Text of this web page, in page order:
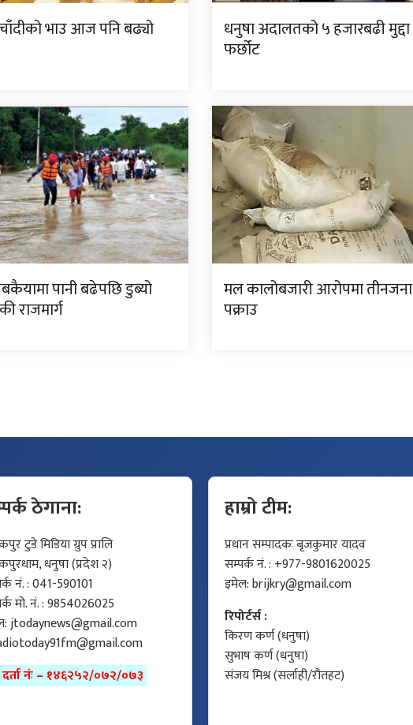
भाउ आज पनि बढ्यो धनुषा अदालतको ५ हजारबढी मुद्दा
फर्छोट
पानी बढेपछि डुब्यो
राजमार्ग
मल कालोबजारी आरोपमा तीनजना
पक्राउ
ठेगाना:
टुडे मिडिया ग्रुप प्रालि
धनुषा (प्रदेश २)
नं. : 041-590101
मो. नं. : 9854026025
jtodaynews@gmail.com
नंः – १४६२५२/०७२/०७३
हाम्रो टीम:
प्रधान सम्पादकः बृजकुमार यादव
सम्पर्क नं. : +977-9801620025
इमेल:brijkry@gmail.com
रिपोर्टर्स :
किरण कर्ण (धनुषा)
सुभाष कर्ण (धनुषा)
संजय मिश्र (सर्लाही/रौतहट)